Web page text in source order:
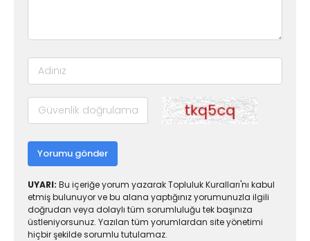
Yorumu gönder
UYARI: Bu içeriğe yorum yazarak Topluluk Kuralları'nı kabul
etmiş bulunuyor ve bu alana yaptığınız yorumunuzla ilgili
doğrudan veya dolaylı tüm sorumluluğu tek başınıza
üstleniyorsunuz. Yazılan tüm yorumlardan site yönetimi
hiçbir şekilde sorumlu tutulamaz.